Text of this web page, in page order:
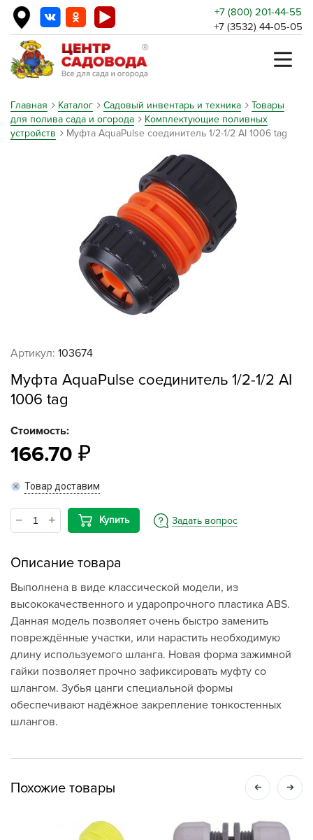
+7 (800) 201-44-55
+7 (3532) 44-05-05
Главная Каталог Садовый инвентарь и техника
Товары
для полива сада и огорода
Комплектующие поливных
устройств
Муфта AquaPulse соединитель 1/2-1/2 АI 1006 tag
Артикул: 103674
Муфта AquaPulse соединитель 1/2-1/2 АI
1006 tag
Стоимость:
166.70
Товар доставим
Купить Задать вопрос
Описание товара
Выполнена в виде классической модели, из
высококачественного и ударопрочного пластика ABS.
Данная модель позволяет очень быстро заменить
повреждённые участки, или нарастить необходимую
длину используемого шланга. Новая форма зажимной
гайки позволяет прочно зафиксировать муфту со
шлангом. Зубья цанги специальной формы
обеспечивают надёжное закрепление тонкостенных
шлангов.
Похожие товары